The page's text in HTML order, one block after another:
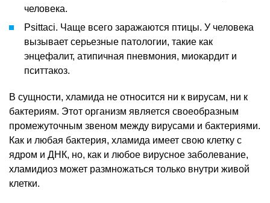
человека.
Psittaci. Чаще всего заражаются птицы. У человека
вызывает серьезные патологии, такие как
энцефалит, атипичная пневмония, миокардит и
пситтакоз.
В сущности, хламида не относится ни к вирусам, ни к
бактериям. Этот организм является своеобразным
промежуточным звеном между вирусами и бактериями.
Как и любая бактерия, хламида имеет свою клетку с
ядром и ДНК, но, как и любое вирусное заболевание,
хламидиоз может размножаться только внутри живой
клетки.